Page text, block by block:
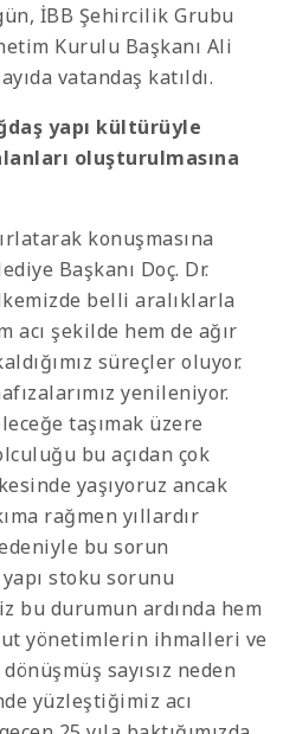
İBB Şehircilik Grubu
Kurulu Başkanı Ali
vatandaş katıldı.
yapı kültürüyle
oluşturulmasına
konuşmasına
Başkanı Doç. Dr.
belli aralıklarla
acı şekilde hem de ağır
süreçler oluyor.
yenileniyor.
taşımak üzere
bu açıdan çok
yaşıyoruz ancak
rağmen yıllardır
bu sorun
yapı stoku sorunu
bu durumun ardında hem
yönetimlerin ihmalleri ve
sayısız neden
yüzleştiğimiz acı